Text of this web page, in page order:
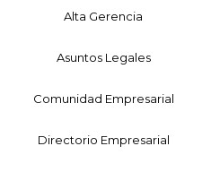
Alta Gerencia
Asuntos Legales
Comunidad Empresarial
Directorio Empresarial